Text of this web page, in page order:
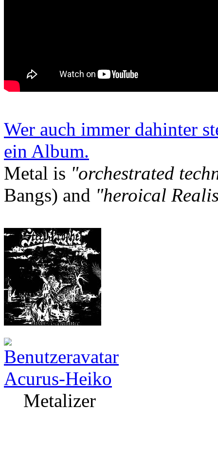
Wer auch immer dahinter
ein Album.
Metal is "orchestrated
Bangs) and "heroical
Acurus-Heiko
Metalizer